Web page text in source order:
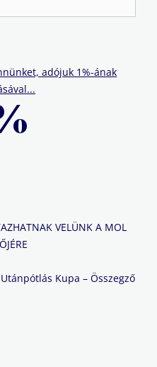
adójuk 1%-ának
VELÜNK A MOL
Kupa – Összegző